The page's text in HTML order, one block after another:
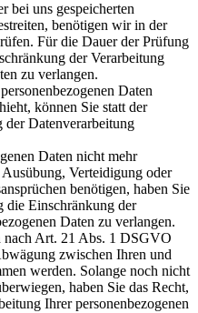
bei uns gespeicherten
benötigen wir in der
Für die Dauer der Prüfung
der Verarbeitung
zu verlangen.
Daten
können Sie statt der
Datenverarbeitung
Daten nicht mehr
Verteidigung oder
benötigen, haben Sie
die Einschränkung der
Daten zu verlangen.
nach Art. 21 Abs. 1 DSGVO
zwischen Ihren und
werden. Solange noch nicht
haben Sie das Recht,
Ihrer personenbezogenen